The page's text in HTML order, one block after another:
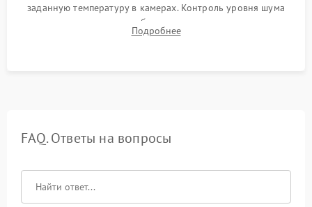
заданную температуру в камерах. Контроль уровня шума
компрессора, отсутствия обмерзания стенок и корректного
срабатывания системы автоматической оттайки.
Подробнее
FAQ. Ответы на вопросы